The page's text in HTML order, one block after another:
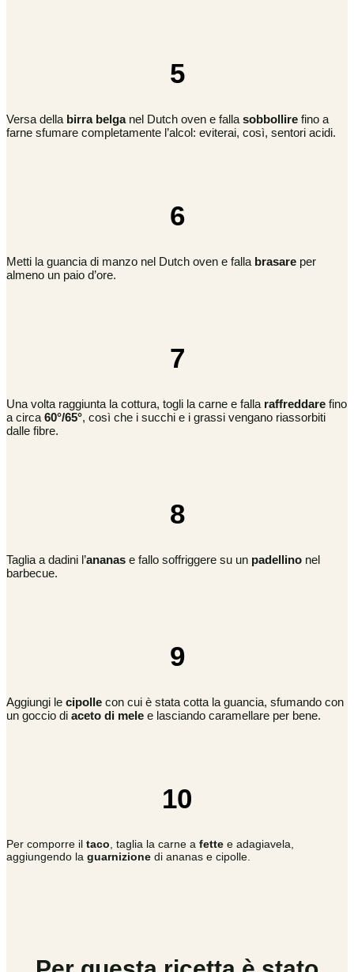
5
Versa della birra belganel Dutch oven e falla sobbollire fino a
farne sfumare completamente l’alcol: eviterai, così, sentori acidi.
6
Metti la guancia di manzo nel Dutch oven e falla brasare per
almeno un paio d’ore.
7
Una volta raggiunta la cottura, togli la carne e falla raffreddare fino
a circa 60°/65°, così che i succhi e i grassi vengano riassorbiti
dalle fibre.
8
Taglia a dadini l’ananas e fallo soffriggere su un padellino nel
barbecue.
9
Aggiungi le cipolle con cui è stata cotta la guancia, sfumando con
un goccio di aceto di mele e lasciando caramellare per bene.
10
Per comporre il taco , taglia la carne a fette e adagiavela,
aggiungendo la guarnizione di ananas e cipolle.